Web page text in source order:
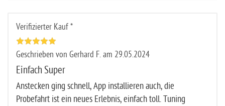
Verifizierter Kauf *
Geschrieben von Gerhard F. am 29.05.2024
Einfach Super
Anstecken ging schnell, App installieren auch, die
Probefahrt ist ein neues Erlebnis, einfach toll. Tuning